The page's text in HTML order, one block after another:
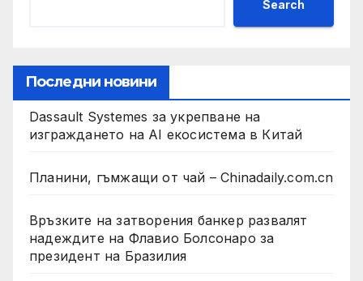
Search
Последни новини
Dassault Systemes за укрепване на
изграждането на AI екосистема в Китай
Планини, гъмжащи от чай – Chinadaily.com.cn
Връзките на затворения банкер развалят
надеждите на Флавио Болсонаро за
президент на Бразилия